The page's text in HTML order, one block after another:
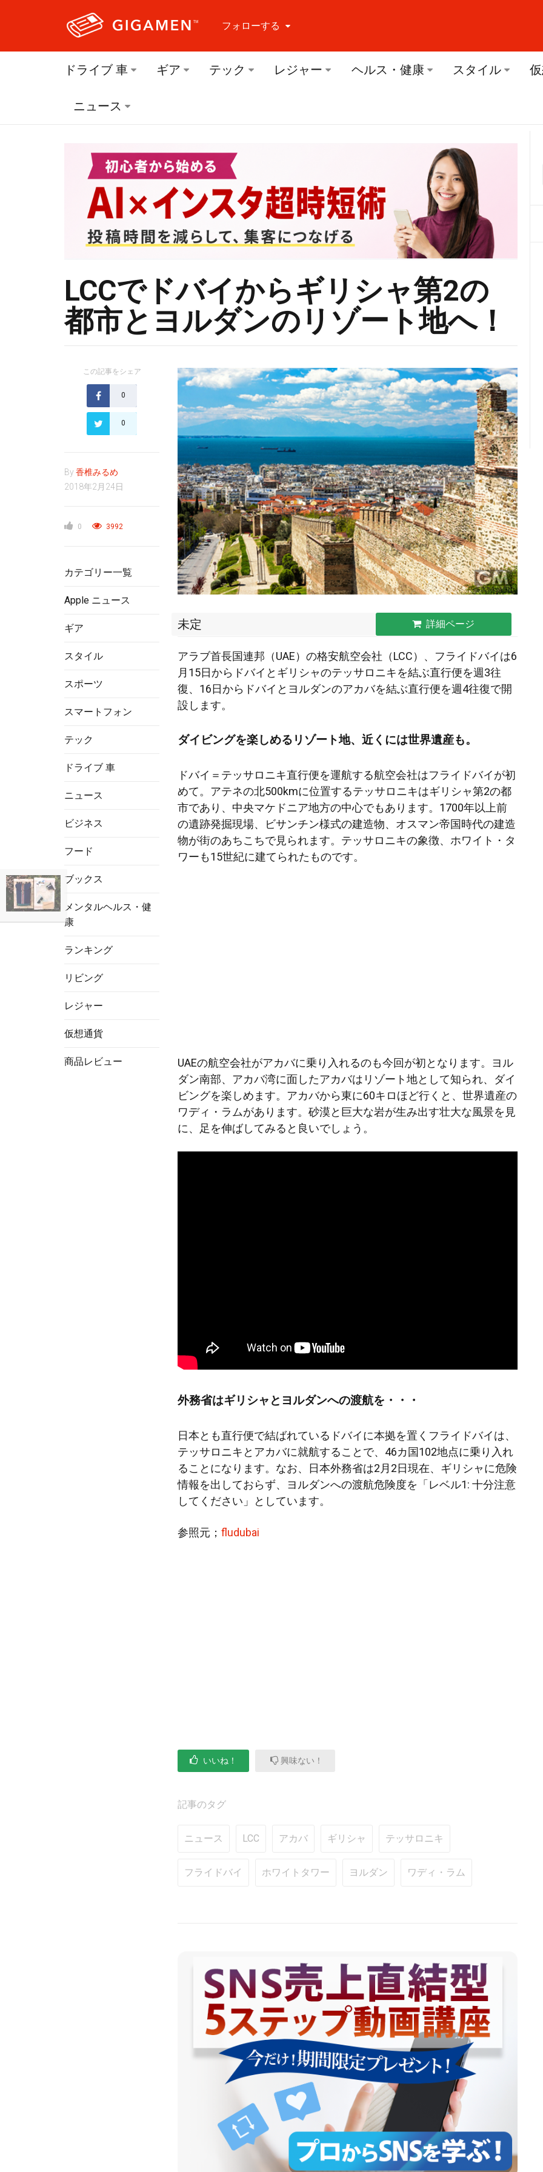
フォローする
フォローする Facebook
ドライブ 車 ギア テック レジャー ヘルス・健康 スタイル
ニュース
LCCでドバイからギリシャ第2の
都市とヨルダンのリゾート地へ！
この記事をシェア
0
0
By 香椎みるめ
2018年2月24日
0 3992
カテゴリー一覧
Apple ニュース
ギア
スタイル
スポーツ
スマートフォン
テック
ドライブ 車
ニュース
ビジネス
フード
ブックス
メンタルヘルス・健
康
ランキング
リビング
レジャー
仮想通貨
商品レビュー
未定 詳細ページ
アラブ首長国連邦（UAE）の格安航空会社（LCC）、フライドバイは6
月15日からドバイとギリシャのテッサロニキを結ぶ直行便を週3往
復、16日からドバイとヨルダンのアカバを結ぶ直行便を週4往復で開
設します。
ダイビングを楽しめるリゾート地、近くには世界遺産も。
ドバイ＝テッサロニキ直行便を運航する航空会社はフライドバイが初
めて。アテネの北500kmに位置するテッサロニキはギリシャ第2の都
市であり、中央マケドニア地方の中心でもあります。1700年以上前
の遺跡発掘現場、ビサンチン様式の建造物、オスマン帝国時代の建造
物が街のあちこちで見られます。テッサロニキの象徴、ホワイト・タ
ワーも15世紀に建てられたものです。
UAEの航空会社がアカバに乗り入れるのも今回が初となります。ヨル
ダン南部、アカバ湾に面したアカバはリゾート地として知られ、ダイ
ビングを楽しめます。アカバから東に60キロほど行くと、世界遺産の
ワディ・ラムがあります。砂漠と巨大な岩が生み出す壮大な風景を見
に、足を伸ばしてみると良いでしょう。
外務省はギリシャとヨルダンへの渡航を・・・
日本とも直行便で結ばれているドバイに本拠を置くフライドバイは、
テッサロニキとアカバに就航することで、46カ国102地点に乗り入れ
ることになります。なお、日本外務省は2月2日現在、ギリシャに危険
情報を出しておらず、ヨルダンへの渡航危険度を「レベル1: 十分注意
してください」としています。
参照元； fludubai
いいね！ 興味ない！
記事のタグ
ニュース LCC アカバ ギリシャ テッサロニキ
フライドバイ ホワイトタワー ヨルダン ワディ・ラム